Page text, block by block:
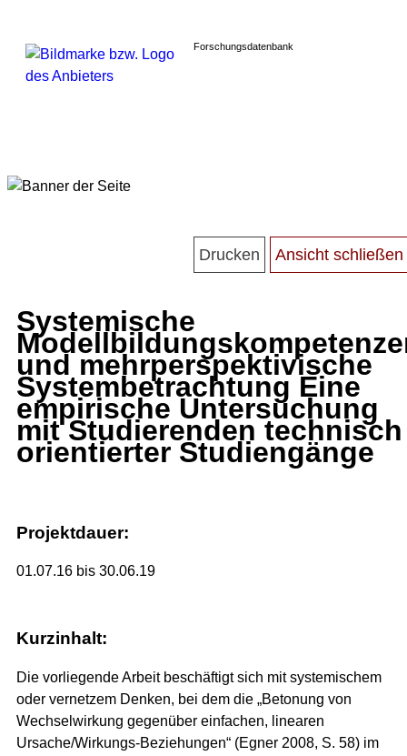
Forschungsdatenbank
Systemische
und mehrperspektivische
Systembetrachtung Eine
empirische Untersuchung
mit Studierenden technisch
orientierter Studiengänge
Projektdauer:
01.07.16 bis 30.06.19
Kurzinhalt:
Die vorliegende Arbeit beschäftigt sich mit systemischem
oder vernetzem Denken, bei dem die „Betonung von
Wechselwirkung gegenüber einfachen, linearen
Ursache/Wirkungs-Beziehungen“ (Egner 2008, S. 58) im